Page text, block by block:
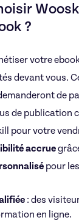
?
votre
devant vous.
de
de publication
pour votre
accrue
pour
: des
en ligne.